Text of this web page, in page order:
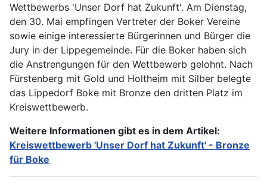
Wettbewerbs 'Unser Dorf hat Zukunft'. Am Dienstag,
den 30. Mai empfingen Vertreter der Boker Vereine
sowie einige interessierte Bürgerinnen und Bürger die
Jury in der Lippegemeinde. Für die Boker haben sich
die Anstrengungen für den Wettbewerb gelohnt. Nach
Fürstenberg mit Gold und Holtheim mit Silber belegte
das Lippedorf Boke mit Bronze den dritten Platz im
Kreiswettbewerb.
Weitere Informationen gibt es in dem Artikel:
Kreiswettbewerb 'Unser Dorf hat Zukunft' - Bronze
für Boke